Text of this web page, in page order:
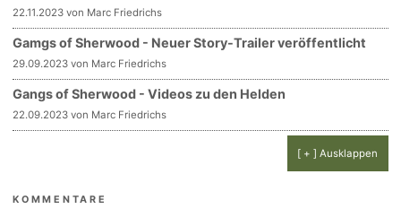
22.11.2023 von Marc Friedrichs
Gamgs of Sherwood - Neuer Story-Trailer veröffentlicht
29.09.2023 von Marc Friedrichs
Gangs of Sherwood - Videos zu den Helden
22.09.2023 von Marc Friedrichs
[ + ] Ausklappen
KOMMENTARE